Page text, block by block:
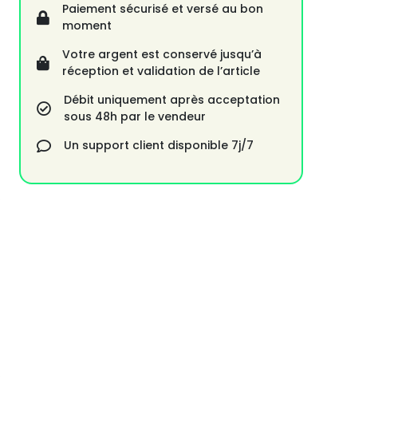
Paiement sécurisé et versé au bon
moment
Votre argent est conservé jusqu’à
réception et validation de l’article
Débit uniquement après acceptation
sous 48h par le vendeur
Un support client disponible 7j/7